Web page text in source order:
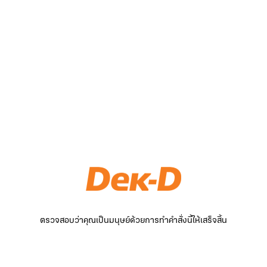
ตรวจสอบว่าคุณเป็นมนุษย์ด้วยการทำคำสั่งนี้ให้เสร็จสิ้น